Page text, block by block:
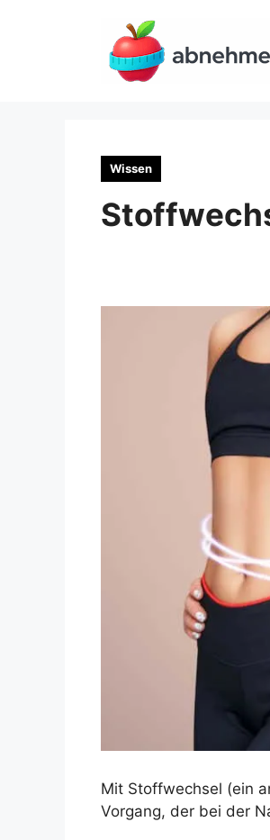
Wissen
Mit Stoffwechsel (ein
Vorgang, der bei der